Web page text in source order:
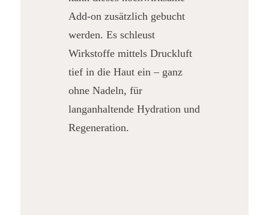
Add-on zusätzlich gebucht
werden. Es schleust
Wirkstoffe mittels Druckluft
tief in die Haut ein – ganz
ohne Nadeln, für
langanhaltende Hydration und
Regeneration.